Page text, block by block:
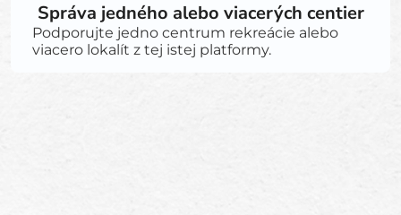
Správa jedného alebo viacerých centier
Podporujte jedno centrum rekreácie alebo
viacero lokalít z tej istej platformy.